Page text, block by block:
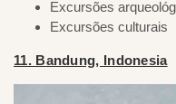
Excursões
Excursões culturais
11. Bandung, Indonesia